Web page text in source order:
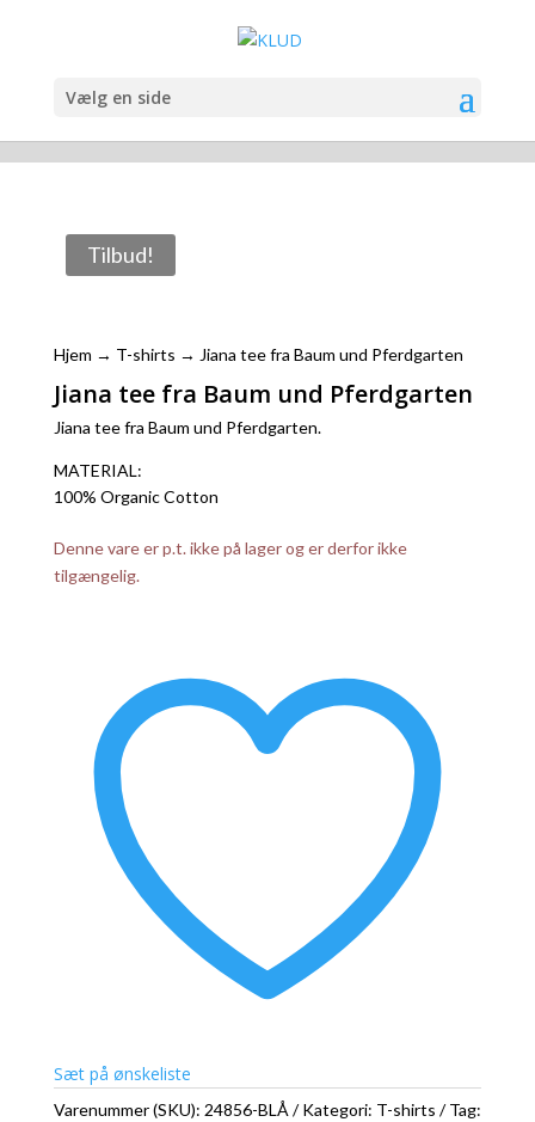
Vælg en side
Tilbud!
Hjem → T-shirts → Jiana tee fra Baum und Pferdgarten
Jiana tee fra Baum und Pferdgarten
Jiana tee fra Baum und Pferdgarten.
MATERIAL:
100% Organic Cotton
Denne vare er p.t. ikke på lager og er derfor ikke
tilgængelig.
Sæt på ønskeliste
Varenummer (SKU): 24856-BLÅ Kategori: T-shirts
Tag: